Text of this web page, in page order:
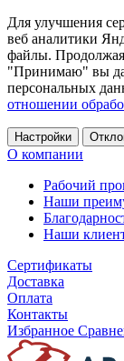
Для улучшения
веб аналитики
файлы. Продолжая
"Принимаю" вы
персональных
отношении
Настройки
О компании
Рабочий
Наши
Наши
Сертификаты
Доставка
Оплата
Контакты
Избранное